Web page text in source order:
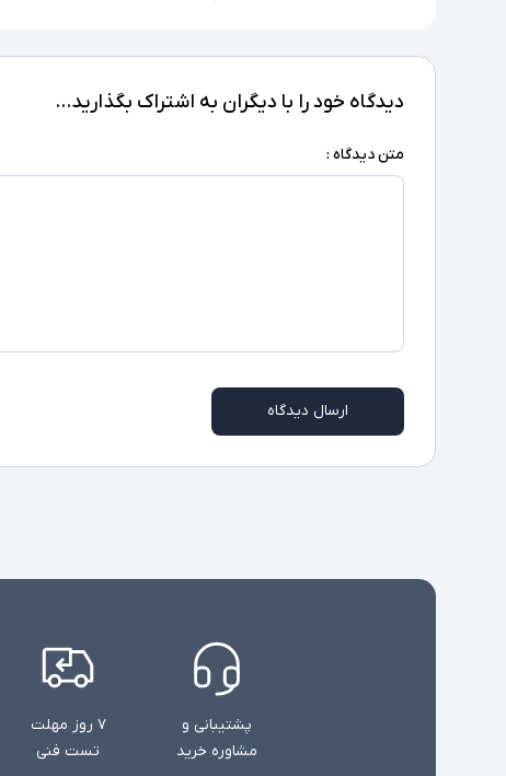
دیدگاه خود را با دیگران به اشتراک بگذارید...
متن دیدگاه :
ارسال دیدگاه
پشتیبانی و
مشاوره خرید
۷ روز مهلت
تست فنی